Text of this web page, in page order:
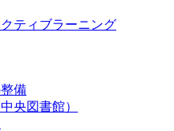
ティブラーニング
備
央図書館）